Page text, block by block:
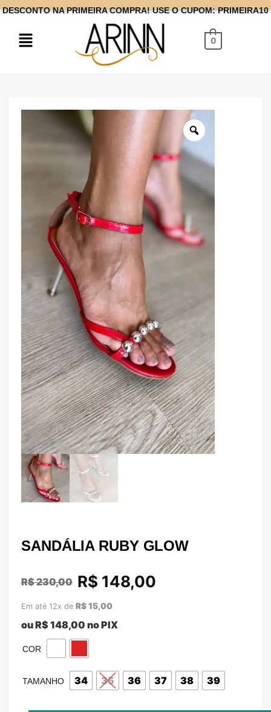
DESCONTO NA PRIMEIRA COMPRA! USE O CUPOM: PRIMEIRA10
0
SANDÁLIA RUBY GLOW
R$230,00 R$ 148,00
Em até 12x de R$15,00
ouR$148,00 no PIX
COR
TAMANHO 34 35 36 37 38 39